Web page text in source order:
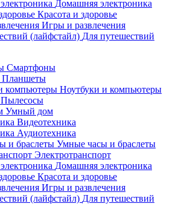
Домашняя электроника
Красота и здоровье
Игры и развлечения
Для путешествий
Смартфоны
Планшеты
Ноутбуки и компьютеры
Пылесосы
Умный дом
Видеотехника
Аудиотехника
Умные часы и браслеты
Электротранспорт
Домашняя электроника
Красота и здоровье
Игры и развлечения
Для путешествий